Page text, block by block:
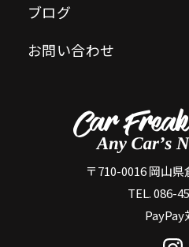
ブログ
お問い合わせ
〒710-0016 岡山
TEL. 086-
PayPay